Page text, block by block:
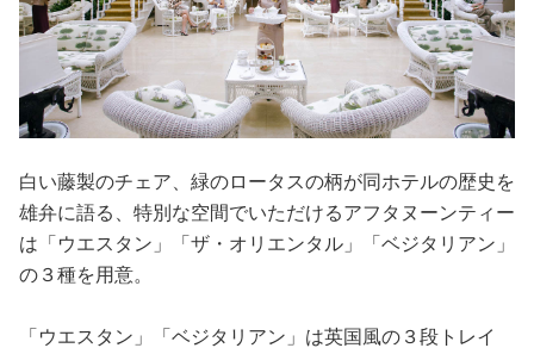
白い藤製のチェア、緑のロータスの柄が同ホテルの歴史を
雄弁に語る、特別な空間でいただけるアフタヌーンティー
は「ウエスタン」「ザ・オリエンタル」「ベジタリアン」
の３種を用意。
「ウエスタン」「ベジタリアン」は英国風の３段トレイ